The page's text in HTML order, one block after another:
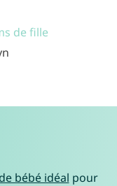
de fille
bébé idéal pour